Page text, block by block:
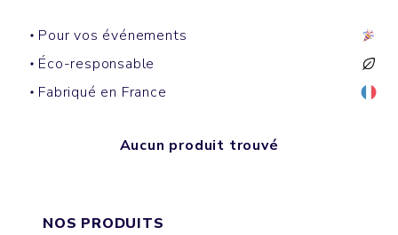
Pour vos événements
Éco-responsable
Fabriqué en France
Aucun produit trouvé
NOS PRODUITS